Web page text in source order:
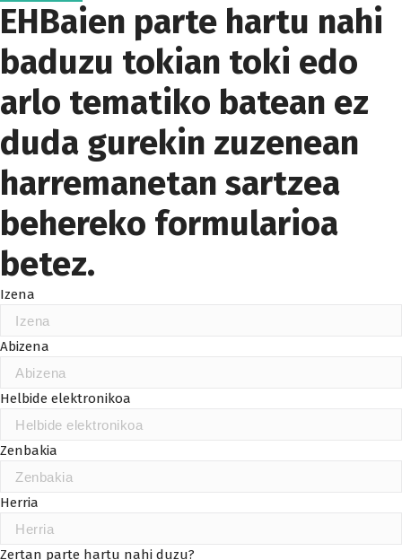
EHBaien parte hartu nahi
baduzu tokian toki edo
arlo tematiko batean ez
duda gurekin zuzenean
harremanetan sartzea
behereko formularioa
betez.
Izena
Abizena
Helbide elektronikoa
Zenbakia
Herria
Zertan parte hartu nahi duzu?